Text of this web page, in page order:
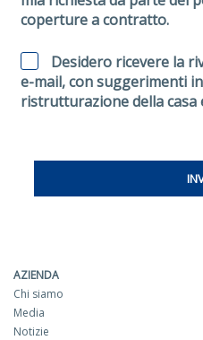
coperture a contratto.
Desidero ricevere la
e-mail, con suggerimenti
ristrutturazione della casa
AZIENDA
Chi siamo
Media
Notizie